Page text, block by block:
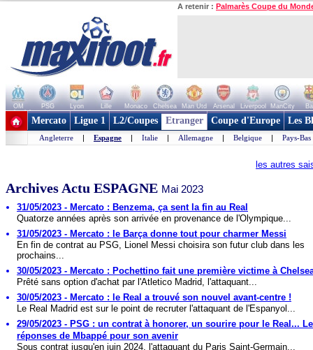
A retenir : Palmarès Coupe du
OM PSG Lyon Lille Monaco Chelsea Man Utd Arsenal Liverpool ManCity
+ de clubs
Mercato Ligue 1 L2/Coupes Etranger Coupe d'Europe Les
Angleterre | Espagne | Italie | Allemagne | Belgique | Pays-Bas
les autres
Archives Actu ESPAGNE Mai 2023
31/05/2023 - Mercato : Benzema, ça sent la fin au Real
Quatorze années après son arrivée en provenance de l'Olympique...
31/05/2023 - Mercato : le Barça donne tout pour charmer Messi
En fin de contrat au PSG, Lionel Messi choisira son futur club dans les
prochains...
30/05/2023 - Mercato : Pochettino fait une première victime à
Prêté sans option d'achat par l'Atletico Madrid, l'attaquant...
30/05/2023 - Mercato : le Real a trouvé son nouvel avant-centre !
Le Real Madrid est sur le point de recruter l'attaquant de l'Espanyol...
29/05/2023 - PSG : un contrat à honorer, un sourire pour le Real...
réponses de Mbappé pour son avenir
Sous contrat jusqu'en juin 2024, l'attaquant du Paris Saint-Germain...